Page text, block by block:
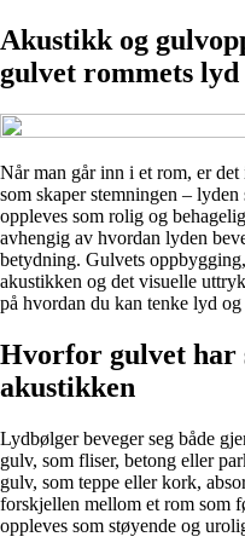
Akustikk og
gulvet rommets lyd
Når man går inn i et rom, er
som skaper stemningen –
oppleves som rolig og
avhengig av hvordan lyden
betydning. Gulvets
akustikken og det visuelle
på hvordan du kan tenke lyd
Hvorfor gulvet har
akustikken
Lydbølger beveger seg både
gulv, som fliser, betong eller
gulv, som teppe eller kork,
forskjellen mellom et rom som
oppleves som støyende og